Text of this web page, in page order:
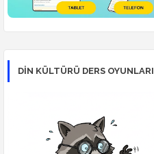
DİN KÜLTÜRÜ DERS OYUNLARI